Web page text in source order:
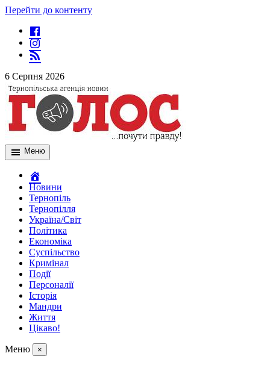
Перейти до контенту
6 Серпня 2026
Меню
Новини
Тернопіль
Тернопілля
Україна/Світ
Політика
Економіка
Суспільство
Кримінал
Події
Персоналії
Історія
Мандри
Життя
Цікаво!
Меню ×